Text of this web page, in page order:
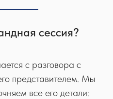
сессия?
с разговора с
представителем. Мы
все его детали: